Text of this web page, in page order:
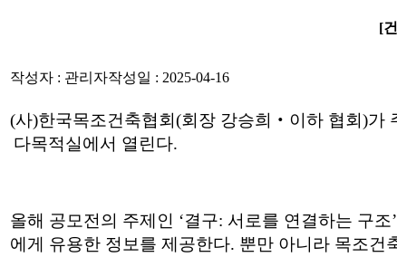
[
작성자 : 관리자작성일 : 2025-04-16
(사)한국목조건축협회(회장 강승희 ‧ 이하 협회)가
다목적실에서 열린다.
올해 공모전의 주제인 ‘결구: 서로를 연결하는 구조’
에게 유용한 정보를 제공한다. 뿐만 아니라 목조건